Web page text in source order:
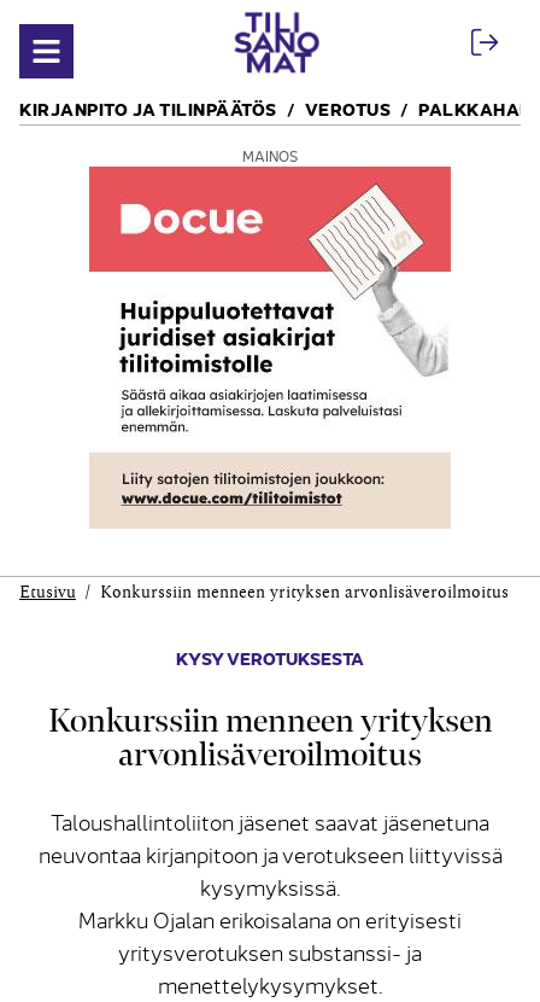
Avaa valikko
KIRJANPITO JA TILINPÄÄTÖS VEROTUS
MAINOS
Etusivu Konkurssiin menneen yrityksen arvonlisäveroilmoitus
KYSY VEROTUKSESTA
Konkurssiin menneen yrityksen
arvonlisäveroilmoitus
Taloushallintoliiton jäsenet saavat jäsenetuna
neuvontaa kirjanpitoon ja verotukseen liittyvissä
kysymyksissä.
Markku Ojalan erikoisalana on erityisesti
yritysverotuksen substanssi- ja
menettelykysymykset.